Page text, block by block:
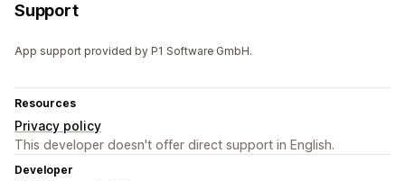
Support
App support provided by P1 Software GmbH.
Resources
Privacy policy
This developer doesn't offer direct support in English.
Developer